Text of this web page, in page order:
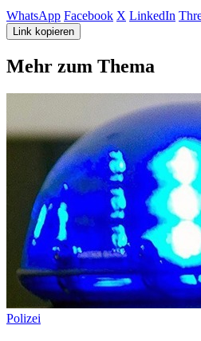
WhatsApp Facebook X LinkedIn
Link kopieren
Mehr zum Thema
Polizei